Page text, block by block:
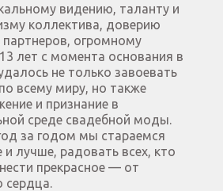
видению, таланту и
коллектива, доверию
партнеров, огромному
лет с момента основания в
не только завоевать
всему миру, но также
и признание в
среде свадебной моды.
за годом мы стараемся
и лучше, радовать всех, кто
прекрасное — от
сердца.